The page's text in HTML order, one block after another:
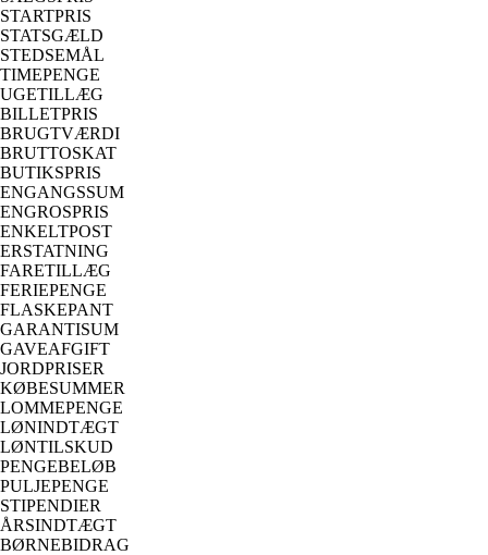
STARTPRIS
STATSGÆLD
STEDSEMÅL
TIMEPENGE
UGETILLÆG
BILLETPRIS
BRUGTVÆRDI
BRUTTOSKAT
BUTIKSPRIS
ENGANGSSUM
ENGROSPRIS
ENKELTPOST
ERSTATNING
FARETILLÆG
FERIEPENGE
FLASKEPANT
GARANTISUM
GAVEAFGIFT
JORDPRISER
KØBESUMMER
LOMMEPENGE
LØNINDTÆGT
LØNTILSKUD
PENGEBELØB
PULJEPENGE
STIPENDIER
ÅRSINDTÆGT
BØRNEBIDRAG